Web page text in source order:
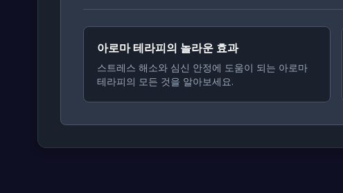
아로마 테라피의 놀라운 효과
스트레스 해소와 심신 안정에 도움이 되는 아로마
테라피의 모든 것을 알아보세요.